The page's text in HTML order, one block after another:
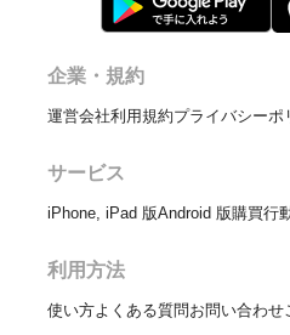
企業・規約
運営会社利用規約プライバシーポ
サービス
iPhone, iPad 版Android 版購買行
利用方法
使い方よくある質問お問い合わせ